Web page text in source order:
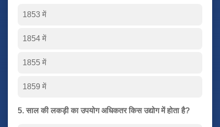
1853 में
1854 में
1855 में
1859 में
5. साल की लकड़ी का उपयोग अधिकतर किस उद्योग में होता है?